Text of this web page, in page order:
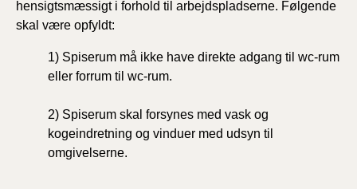
hensigtsmæssigt i forhold til arbejdspladserne. Følgende
skal være opfyldt:
1) Spiserum må ikke have direkte adgang til wc-rum
eller forrum til wc-rum.
2) Spiserum skal forsynes med vask og
kogeindretning og vinduer med udsyn til
omgivelserne.